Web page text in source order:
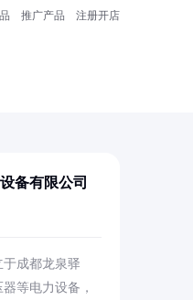
推广产品 注册开店
备有限公司
于成都龙泉驿
等电力设备，